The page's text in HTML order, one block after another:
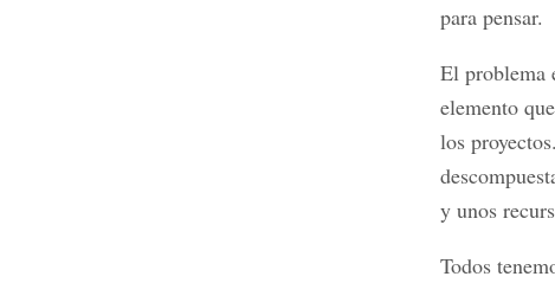
para pensar.
El problema
elemento
los
y unos
Todos